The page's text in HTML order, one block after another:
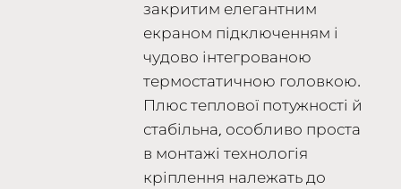
закритим елегантним
екраном підключенням і
чудово інтегрованою
термостатичною головкою.
Плюс теплової потужності й
стабільна, особливо проста
в монтажі технологія
кріплення належать до